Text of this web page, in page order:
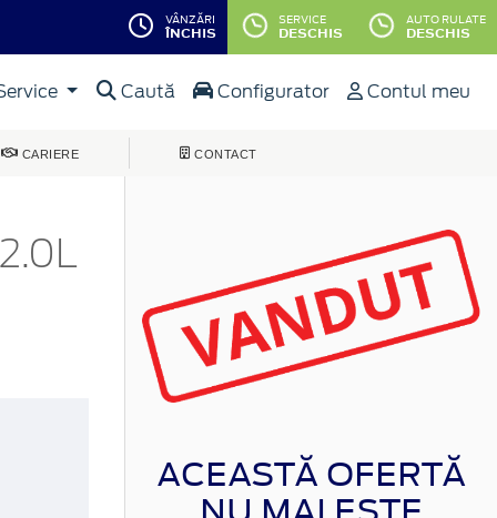
VÂNZĂRI
ÎNCHIS
SERVICE
DESCHIS
AUTO RULATE
DESCHIS
Caută Configurator Contul meu
CARIERE CONTACT
ACEASTĂ OFERTĂ